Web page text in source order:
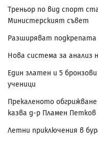
Треньор по вид спорт
Министерският съвет
Разширяват
Нова система за анализ
Един златен и 5
ученици
Прекаленото
казва д-р Пламен Петков
Летни приключения в